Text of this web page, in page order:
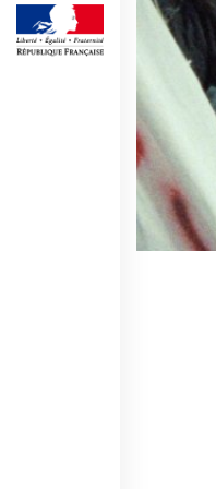
DELF
DELF
DELF Prim
Risultati
digitale